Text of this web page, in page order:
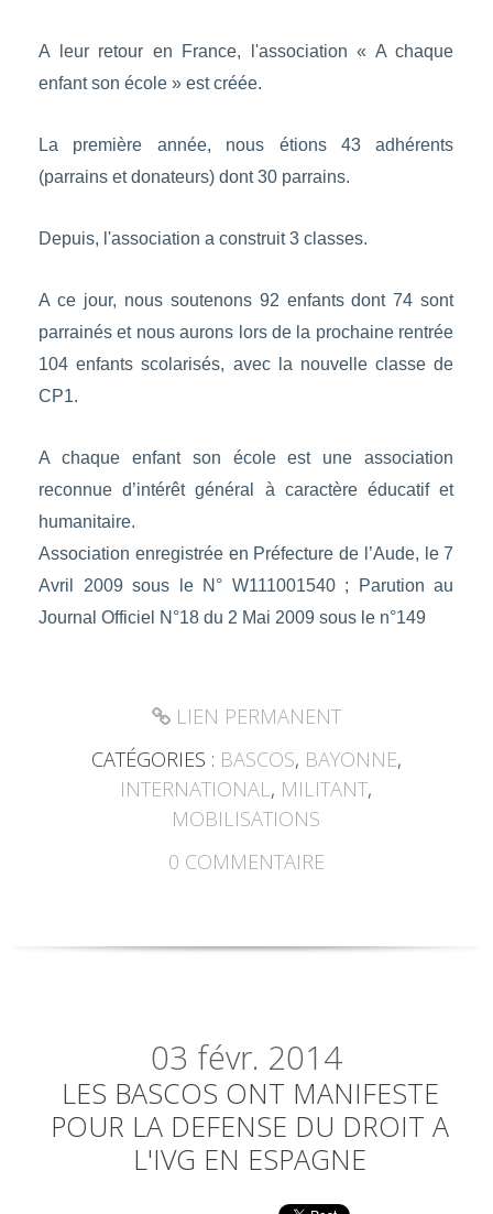
A leur retour en France, l'association « A chaque
enfant son école » est créée.
La première année, nous étions 43 adhérents
(parrains et donateurs) dont 30 parrains.
Depuis, l'association a construit 3 classes.
A ce jour, nous soutenons 92 enfants dont 74 sont
parrainés et nous aurons lors de la prochaine rentrée
104 enfants scolarisés, avec la nouvelle classe de
CP1.
A chaque enfant son école est une association
reconnue d’intérêt général à caractère éducatif et
humanitaire.
Association enregistrée en Préfecture de l’Aude, le 7
Avril 2009 sous le N° W111001540 ; Parution au
Journal Officiel N°18 du 2 Mai 2009 sous le n°149
LIEN PERMANENT
CATÉGORIES : BASCOS, BAYONNE,
INTERNATIONAL, MILITANT,
MOBILISATIONS
0 COMMENTAIRE
03 févr. 2014
LES BASCOS ONT MANIFESTE
POUR LA DEFENSE DU DROIT A
L'IVG EN ESPAGNE